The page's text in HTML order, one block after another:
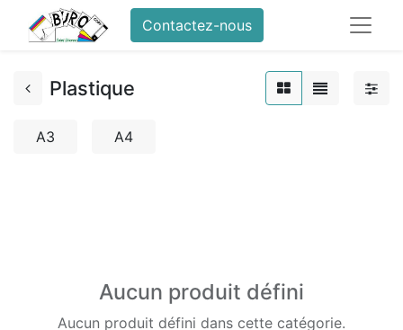
Contactez-nous
Plastique
A3 A4
Aucun produit défini
Aucun produit défini dans cette catégorie.